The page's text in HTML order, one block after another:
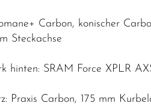
Carbon, konischer
Steckachse
hinten: SRAM Force XPLR
Praxis Carbon, 175 mm